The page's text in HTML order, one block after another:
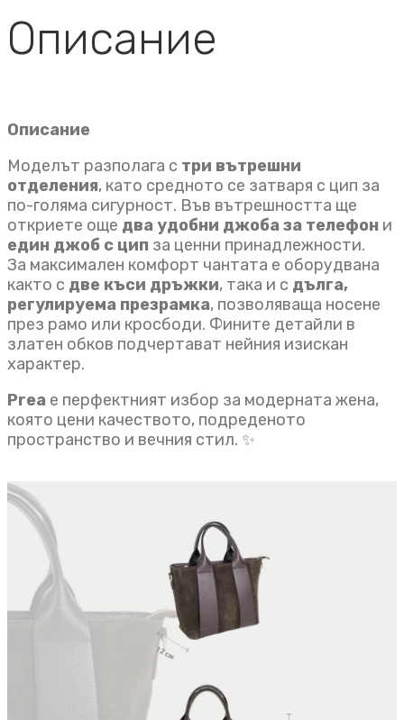
Описание
Описание
Моделът разполага с три вътрешни
отделения, като средното се затваря с цип за
по-голяма сигурност. Във вътрешността ще
откриете още два удобни джоба за телефон и
един джоб с цип за ценни принадлежности.
За максимален комфорт чантата е оборудвана
както с две къси дръжки, така и с дълга,
регулируема презрамка, позволяваща носене
през рамо или кросбоди. Фините детайли в
златен обков подчертават нейния изискан
характер.
Prea е перфектният избор за модерната жена,
която цени качеството, подреденото
пространство и вечния стил. ✨